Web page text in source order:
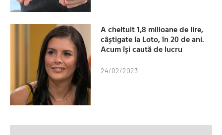
A cheltuit 1,8 milioane de lire,
câștigate la Loto, în 20 de ani.
Acum își caută de lucru
24/02/2023